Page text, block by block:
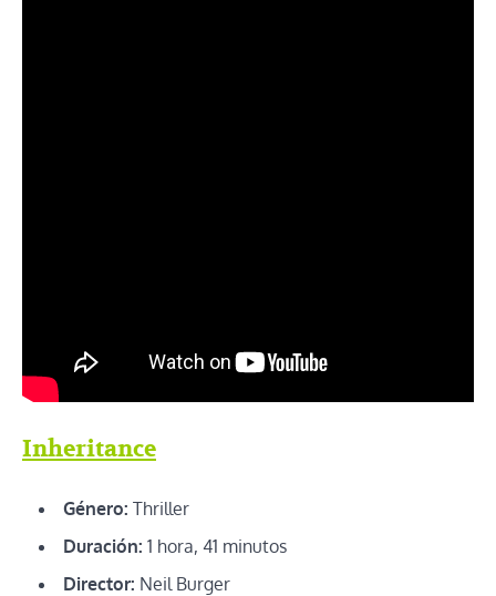
Inheritance
Género: Thriller
Duración: 1 hora, 41 minutos
Director: Neil Burger